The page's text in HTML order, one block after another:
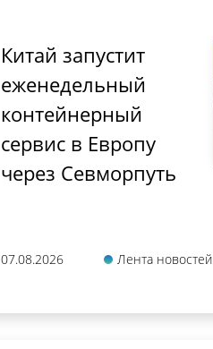
Китай запустит
еженедельный
контейнерный
сервис в Европу
через Севморпуть
07.08.2026 Лента новостей